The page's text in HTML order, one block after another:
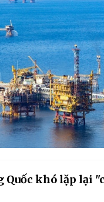
Quốc khó lặp lại